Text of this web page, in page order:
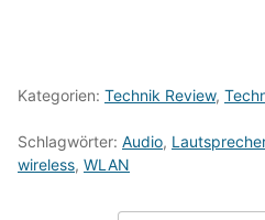
Kategorien: Technik Review,
Schlagwörter: Audio, Lautsprecher
wireless, WLAN